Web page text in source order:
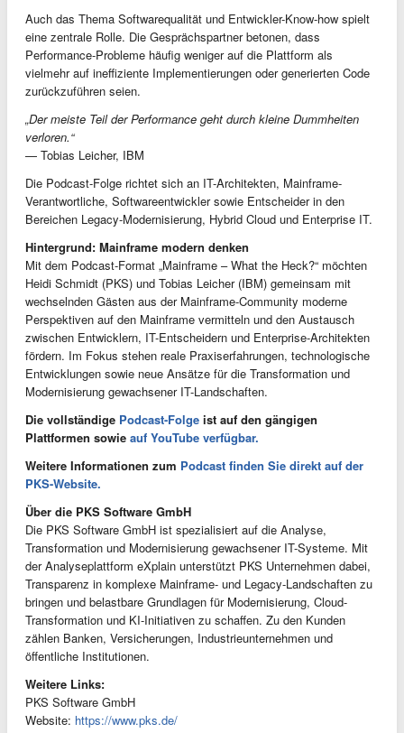
Auch das Thema Softwarequalität und Entwickler-Know-how spielt
eine zentrale Rolle. Die Gesprächspartner betonen, dass
Performance-Probleme häufig weniger auf die Plattform als
vielmehr auf ineffiziente Implementierungen oder generierten Code
zurückzuführen seien.
„Der meiste Teil der Performance geht durch kleine Dummheiten
verloren.“
— Tobias Leicher, IBM
Die Podcast-Folge richtet sich an IT-Architekten, Mainframe-
Verantwortliche, Softwareentwickler sowie Entscheider in den
Bereichen Legacy-Modernisierung, Hybrid Cloud und Enterprise IT.
Hintergrund: Mainframe modern denken
Mit dem Podcast-Format „Mainframe – What the Heck?“ möchten
Heidi Schmidt (PKS) und Tobias Leicher (IBM) gemeinsam mit
wechselnden Gästen aus der Mainframe-Community moderne
Perspektiven auf den Mainframe vermitteln und den Austausch
zwischen Entwicklern, IT-Entscheidern und Enterprise-Architekten
fördern. Im Fokus stehen reale Praxiserfahrungen, technologische
Entwicklungen sowie neue Ansätze für die Transformation und
Modernisierung gewachsener IT-Landschaften.
Die vollständige Podcast-Folge ist auf den gängigen
Plattformen sowie auf YouTube verfügbar.
Weitere Informationen zum Podcast finden Sie direkt auf der
PKS-Website.
Über die PKS Software GmbH
Die PKS Software GmbH ist spezialisiert auf die Analyse,
Transformation und Modernisierung gewachsener IT-Systeme. Mit
der Analyseplattform eXplain unterstützt PKS Unternehmen dabei,
Transparenz in komplexe Mainframe- und Legacy-Landschaften zu
bringen und belastbare Grundlagen für Modernisierung, Cloud-
Transformation und KI-Initiativen zu schaffen. Zu den Kunden
zählen Banken, Versicherungen, Industrieunternehmen und
öffentliche Institutionen.
Weitere Links:
PKS Software GmbH
Website: https://www.pks.de/